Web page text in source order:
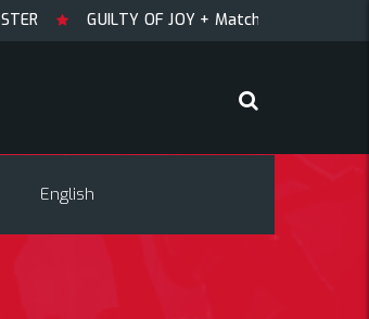
GUILTY OF JOY + Match! + Šesti
English